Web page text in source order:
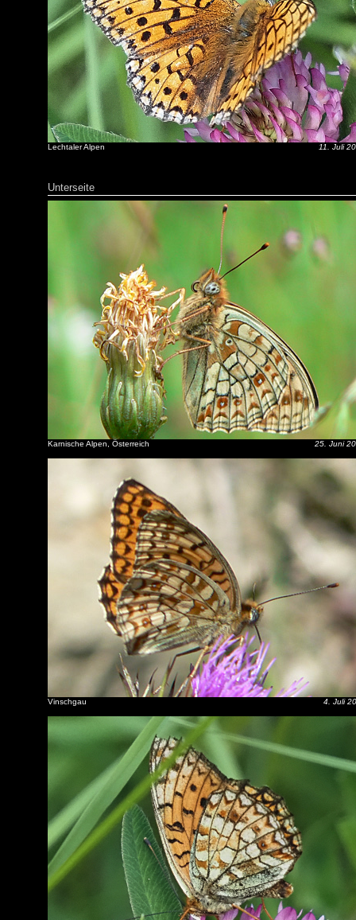
Lechtaler Alpen 11. Juli
Unterseite
Karnische Alpen, Österreich 25. Juni
Vinschgau 4. Juli